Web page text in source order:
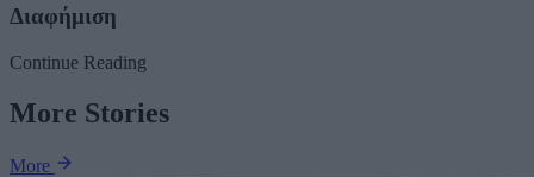
Διαφήμιση
Continue Reading
More Stories
More